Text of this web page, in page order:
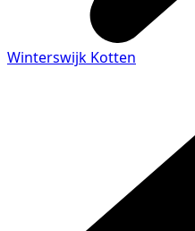
Winterswijk Kotten